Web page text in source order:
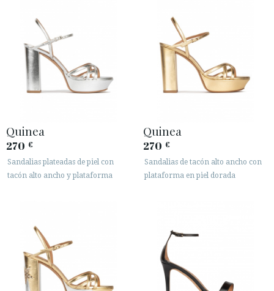
Quinea
270 €
Sandalias plateadas de piel con
tacón alto ancho y plataforma
Quinea
270 €
Sandalias de tacón alto ancho con
plataforma en piel dorada